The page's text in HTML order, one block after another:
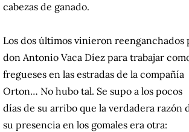
cabezas de ganado.
Los dos últimos vinieron reenganchados
don Antonio Vaca Díez para trabajar
fregueses en las estradas de la compañía
Orton… No hubo tal. Se supo a los pocos
días de su arribo que la verdadera razón
su presencia en los gomales era otra: